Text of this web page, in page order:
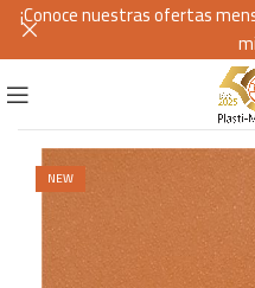
NEW
¡Conoce nuestras ofertas